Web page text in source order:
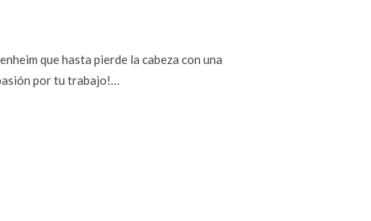
que hasta pierde la cabeza con una
por tu trabajo!…